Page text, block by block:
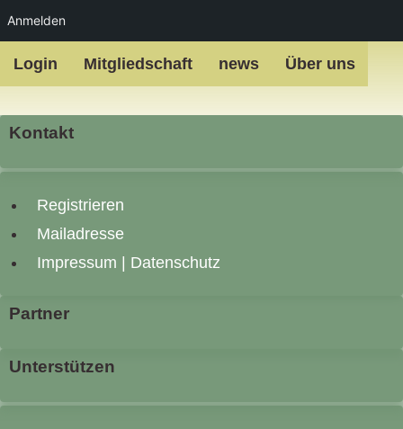
Anmelden
Inhalt
Login Mitgliedschaft news Über uns
Kontakt
Registrieren
Mailadresse
Impressum | Datenschutz
Partner
Unterstützen